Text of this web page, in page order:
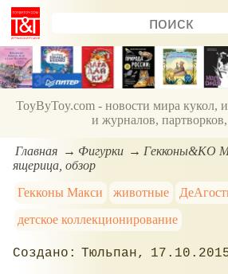
ToyByToy.com - новости мира кукол,
и журналов,
Главная Фигурки
Гекконы&KO
ящерица, обзор
Гекконы Макси
животные
детское коллекционирование
Тюльпан